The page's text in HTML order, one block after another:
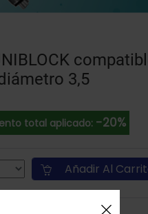
3,5
total aplicado: -20%
Añadir Al